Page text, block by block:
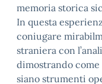
memoria storica
In questa
coniugare
straniera con
dimostrando come
siano strumenti